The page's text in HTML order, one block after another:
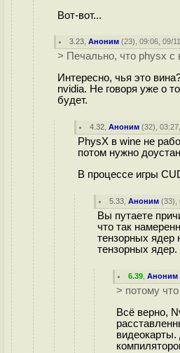
Вот-вот...
3.23 ,Аноним (23), 09:06, 09/
> Печально, что physx с
Интересно, чья это
nvidia. Не говоря уже о
будет.
4.32 ,Аноним (32),
PhysX в wine не
потом нужно
В процессе игры
5.33 ,Аноним (33),
Вы путаете
что так
тензорных ядер
тензорных ядер.
6.39 ,Аноним
> потому
Всё верно,